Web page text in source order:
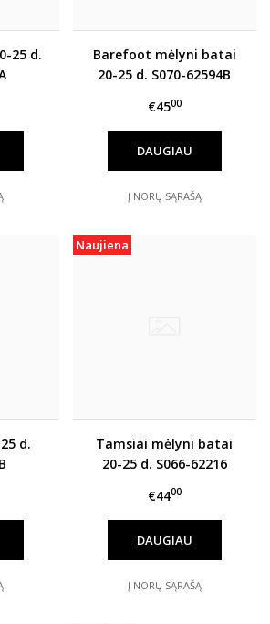
25 d.
Barefoot mėlyni batai
20-25 d. S070-62594B
€4500
DAUGIAU
Į NORŲ SĄRAŠĄ
d.
Naujiena
Tamsiai mėlyni batai
20-25 d. S066-62216
€4400
DAUGIAU
Į NORŲ SĄRAŠĄ